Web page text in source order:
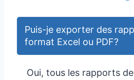
Puis-je exporter des
format Excel ou PDF?
Oui, tous les rapports